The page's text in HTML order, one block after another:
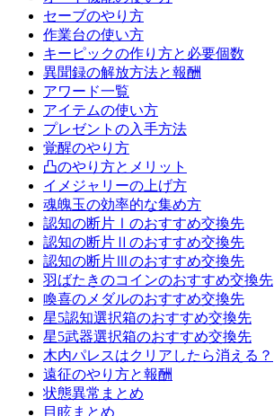
セーブのやり方
作業台の使い方
キーピックの作り方と必要個数
異聞録の解放方法と報酬
アワード一覧
アイテムの使い方
プレゼントの入手方法
覚醒のやり方
凸のやり方とメリット
イメジャリーの上げ方
魂魄玉の効率的な集め方
認知の断片Ⅰのおすすめ交換先
認知の断片Ⅱのおすすめ交換先
認知の断片Ⅲのおすすめ交換先
羽ばたきのコインのおすすめ交換先
喚喜のメダルのおすすめ交換先
星5認知選択箱のおすすめ交換先
星5武器選択箱のおすすめ交換先
木内パレスはクリアしたら消える？
遠征のやり方と報酬
状態異常まとめ
目眩まとめ